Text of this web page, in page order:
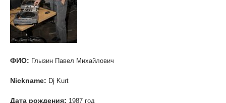
ФИО: Глызин Павел Михайлович
Nickname: Dj Kurt
Дата рождения: 1987 год